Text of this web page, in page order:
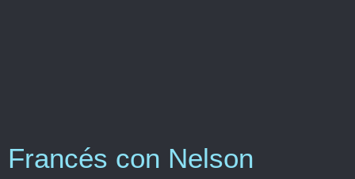
Francés con Nelson